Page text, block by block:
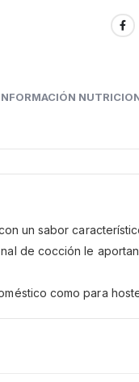
un sabor
de cocción le
como para